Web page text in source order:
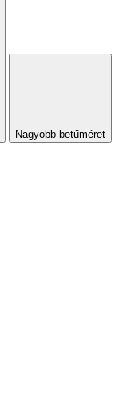
Nagyobb betűméret